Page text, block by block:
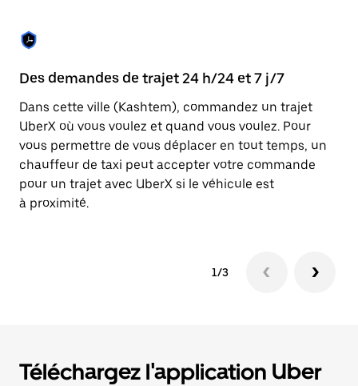
Des demandes de trajet 24 h/24 et 7 j/7
Dans cette ville (Kashtem), commandez un trajet
UberX où vous voulez et quand vous voulez. Pour
vous permettre de vous déplacer en tout temps, un
chauffeur de taxi peut accepter votre commande
pour un trajet avec UberX si le véhicule est
à proximité.
1/3
Téléchargez l'application Uber